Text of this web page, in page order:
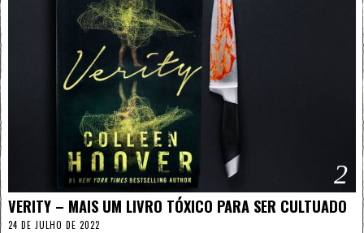
2
VERITY – MAIS UM LIVRO TÓXICO PARA SER CULTUADO
24 DE JULHO DE 2022